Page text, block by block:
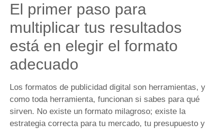
El primer paso para
multiplicar tus resultados
está en elegir el formato
adecuado
Los formatos de publicidad digital son herramientas, y
como toda herramienta, funcionan si sabes para qué
sirven. No existe un formato milagroso; existe la
estrategia correcta para tu mercado, tu presupuesto y